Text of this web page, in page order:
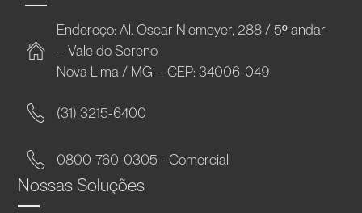
Endereço: Al. Oscar Niemeyer, 288 / 5º andar
– Vale do Sereno
Nova Lima / MG – CEP: 34006-049
(31) 3215-6400
0800-760-0305 - Comercial
Nossas Soluções